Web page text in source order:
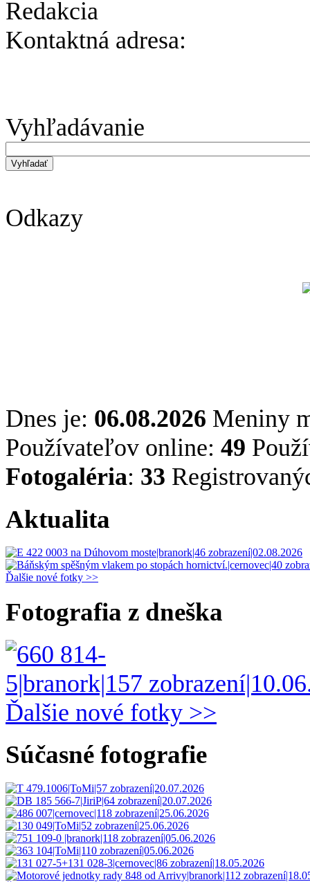
Redakcia
Kontaktná adresa:
Vyhľadávanie
Odkazy
Dnes je: 06.08.2026 Meniny
Používateľov online: 49
Fotogaléria: 33
Aktualita
Ďalšie nové fotky >>
Fotografia z dneška
Ďalšie nové fotky >>
Súčasné fotografie